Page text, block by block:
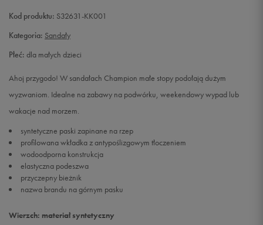
31 19 cm
33 20,5 cm Powiadom o dostępności
35 22 cm
Kod produktu: S32631-KK001
Kategoria: Sandały
Płeć: dla małych dzieci
Ahoj przygodo! W sandałach Champion małe stopy podołają dużym
wyzwaniom. Idealne na zabawy na podwórku, weekendowy wypad lub
wakacje nad morzem.
syntetyczne paski zapinane na rzep
profilowana wkładka z antypoślizgowym tłoczeniem
wodoodporna konstrukcja
elastyczna podeszwa
przyczepny bieżnik
nazwa brandu na górnym pasku
Wierzch: materiał syntetyczny